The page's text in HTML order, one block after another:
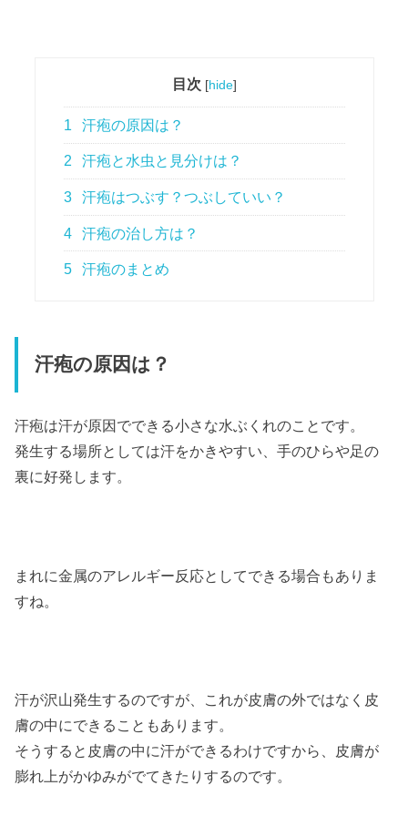
目次 [hide]
1 汗疱の原因は？
2 汗疱と水虫と見分けは？
3 汗疱はつぶす？つぶしていい？
4 汗疱の治し方は？
5 汗疱のまとめ
汗疱の原因は？
汗疱は汗が原因でできる小さな水ぶくれのことです。
発生する場所としては汗をかきやすい、手のひらや足の
裏に好発します。
まれに金属のアレルギー反応としてできる場合もありま
すね。
汗が沢山発生するのですが、これが皮膚の外ではなく皮
膚の中にできることもあります。
そうすると皮膚の中に汗ができるわけですから、皮膚が
膨れ上がかゆみがでてきたりするのです。